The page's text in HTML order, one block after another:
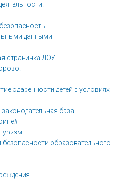
данными
страничка ДОУ
одарённости детей в условиях
база
образовательного